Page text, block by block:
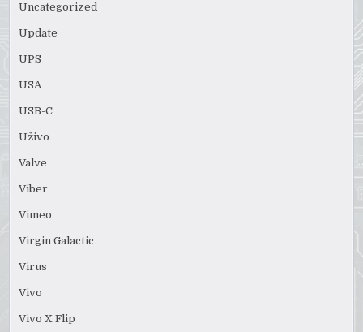
Uncategorized
Update
UPS
USA
USB-C
Uživo
Valve
Viber
Vimeo
Virgin Galactic
Virus
Vivo
Vivo X Flip